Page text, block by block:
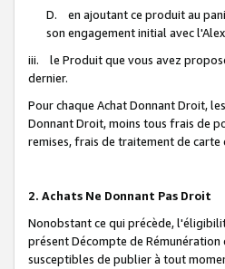
D. en ajoutant ce produit au
son engagement initial avec
iii. le Produit que vous avez
dernier.
Pour chaque Achat Donnant Droit,
Donnant Droit, moins tous frais de
remises, frais de traitement de
2. Achats Ne Donnant Pas Droit
Nonobstant ce qui précède,
présent Décompte de
susceptibles de publier à tout